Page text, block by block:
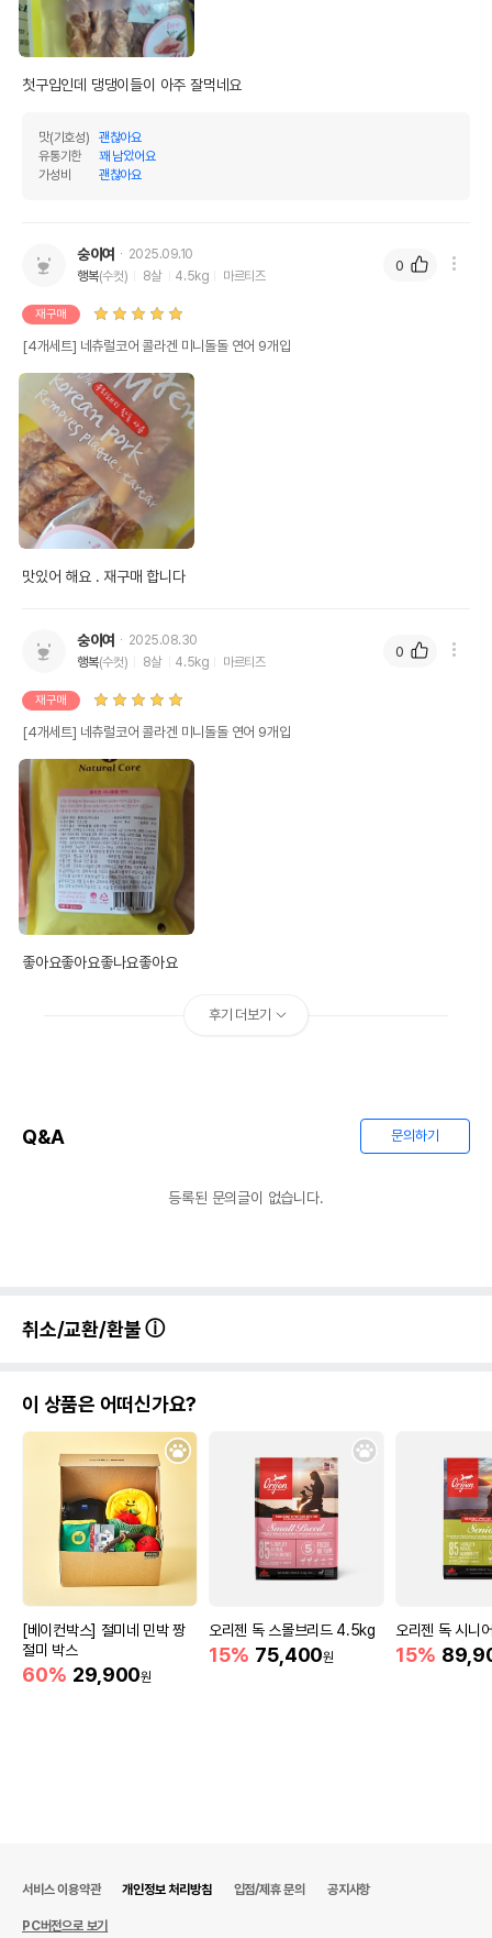
첫구입인데 댕댕이들이 아주 잘먹네요
맛(기호성)
괜찮아요
유통기한
꽤 남았어요
가성비
괜찮아요
숭이여
2025.09.10
행복(수컷) 8살 4.5kg 마르티즈
재구매
[4개세트] 네츄럴코어 콜라겐 미니돌돌 연어 9개입
맛있어 해요 . 재구매 합니다
0
숭이여
2025.08.30
행복(수컷) 8살 4.5kg 마르티즈
재구매
[4개세트] 네츄럴코어 콜라겐 미니돌돌 연어 9개입
좋아요좋아요좋나요좋아요
0
후기 더보기
Q&A 문의하기
등록된 문의글이 없습니다.
취소/교환/환불
이 상품은 어떠신가요?
[베이컨박스] 절미네 민박 짱
절미 박스
60% 29,900원
오리젠 독 스몰브리드 4.5kg
15% 75,400원
오리젠 독 시니
15%
서비스 이용약관 개인정보 처리방침 입점/제휴 문의 공지사항
PC버전으로 보기